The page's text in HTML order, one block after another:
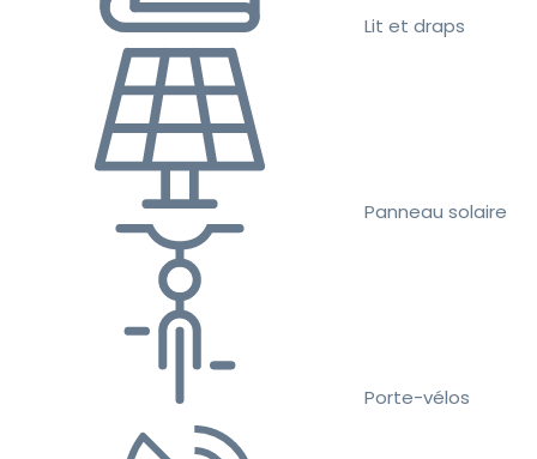
Lit et draps
Panneau solaire
Porte-vélos